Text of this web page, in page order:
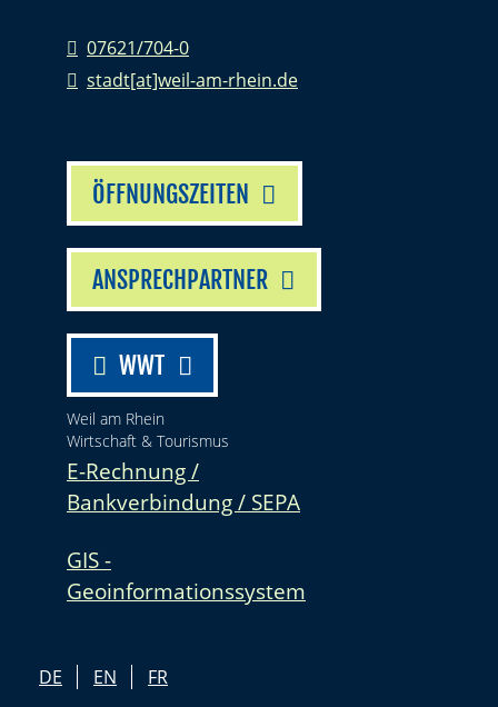
07621/704-0
stadt[at]weil-am-rhein.de
ÖFFNUNGSZEITEN
ANSPRECHPARTNER
WWT
Weil am Rhein
Wirtschaft & Tourismus
E-Rechnung /
Bankverbindung / SEPA
GIS -
Geoinformationssystem
DE EN
FR